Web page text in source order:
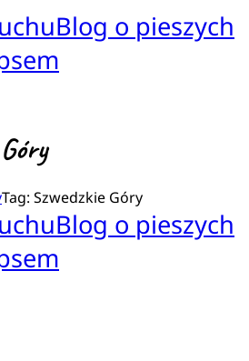
Blog o pieszych
Tag: Szwedzkie Góry
Blog o pieszych